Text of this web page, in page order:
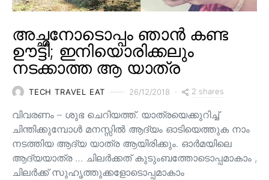
അച്ഛനോടൊപ്പം ഞാൻ കണ്ട
ഊട്ടി; ഇനിയൊരിക്കലും
നടക്കാത്ത ആ യാത്ര
TECH TRAVEL EAT 26/12/2018 2 shares
വിവരണം – ശുഭ ചെറിയത്ത്. യാത്രയെക്കുറിച്ച്
ചിന്തിക്കുമ്പോൾ മനസ്സിൽ ആദ്യം ഓടിയെത്തുക നാം
നടത്തിയ ആദ്യ യാത്ര ആയിരിക്കും. ഓർമയിലെ
ആദ്യയാത്ര … ചിലർക്കത് കുടുംബത്തോടൊപ്പമാകാം ,
ചിലർക്ക് സുഹൃത്തുക്കളോടൊപ്പമാകാം